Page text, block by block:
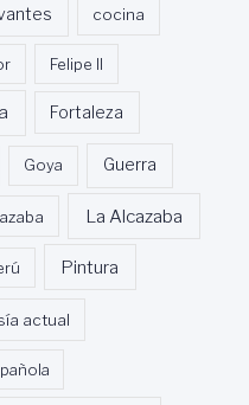
cocina
Felipe II
Fortaleza
Goya Guerra
La Alcazaba
Pintura
actual